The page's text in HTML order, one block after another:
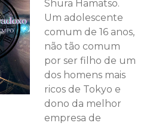
Shura Hamatso.
Um adolescente
comum de 16 anos,
não tão comum
por ser filho de um
dos homens mais
ricos de Tokyo e
dono da melhor
empresa de